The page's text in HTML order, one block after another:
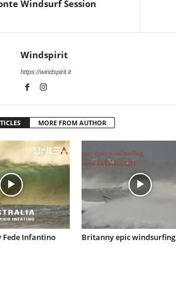
Windsurf Session
Windspirit
https://windspirit.it
MORE FROM AUTHOR
Fede Infantino Britanny epic windsurfing